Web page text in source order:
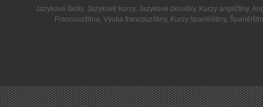
Jazykové školy, Jazykové kurzy, Jazykové zkoušky, Kurzy angličtiny,
Francouzština,Výuka francouzštiny, Kurzy španělštiny,